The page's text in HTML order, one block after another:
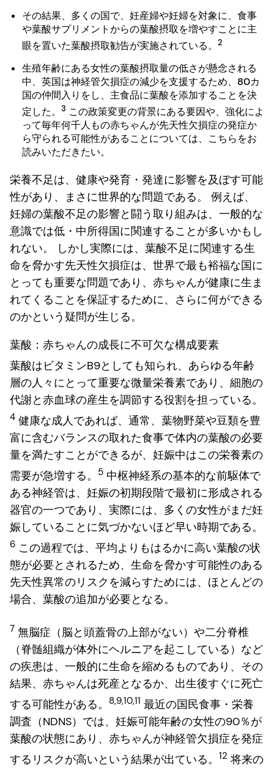
その結果、多くの国で、妊産婦や妊婦を対象に、食事
や葉酸サプリメントからの葉酸摂取を増やすことに主
眼を置いた葉酸摂取勧告が実施されている。
2
生殖年齢にある女性の葉酸摂取量の低さが懸念される
中、英国は神経管欠損症の減少を支援するため、80カ
国の仲間入りをし、主食品に葉酸を添加することを決
定した。
3 この政策変更の背景にある要因や、強化によ
って毎年何千人もの赤ちゃんが先天性欠損症の発症か
ら守られる可能性があることについては、こちらをお
読みいただきたい。
栄養不足は、健康や発育・発達に影響を及ぼす可能
性があり、まさに世界的な問題である。 例えば、
妊婦の葉酸不足の影響と闘う取り組みは、一般的な
意識では低・中所得国に関連することが多いかもし
れない。 しかし実際には、葉酸不足に関連する生
命を脅かす先天性欠損症は、世界で最も裕福な国に
とっても重要な問題であり、赤ちゃんが健康に生ま
れてくることを保証するために、さらに何ができる
のかという疑問が生じる。
葉酸：赤ちゃんの成長に不可欠な構成要素
葉酸はビタミンB9としても知られ、あらゆる年齢
層の人々にとって重要な微量栄養素であり、細胞の
代謝と赤血球の産生を調節する役割を担っている。
4 健康な成人であれば、通常、葉物野菜や豆類を豊
富に含むバランスの取れた食事で体内の葉酸の必要
量を満たすことができるが、妊娠中はこの栄養素の
需要が急増する。
5 中枢神経系の基本的な前駆体で
ある神経管は、妊娠の初期段階で最初に形成される
器官の一つであり、実際には、多くの女性がまだ妊
娠していることに気づかないほど早い時期である。
6 この過程では、平均よりもはるかに高い葉酸の状
態が必要とされるため、生命を脅かす可能性のある
先天性異常のリスクを減らすためには、ほとんどの
場合、葉酸の追加が必要となる。
7 無脳症（脳と頭蓋骨の上部がない）や二分脊椎
（脊髄組織が体外にヘルニアを起こしている）など
の疾患は、一般的に生命を縮めるものであり、その
結果、赤ちゃんは死産となるか、出生後すぐに死亡
する可能性がある。
8,9,10,11 最近の国民食事・栄養
調査（NDNS）では、妊娠可能年齢の女性の90％が
葉酸の状態にあり、赤ちゃんが神経管欠損症を発症
するリスクが高いという結果が出ている。 12 将来の